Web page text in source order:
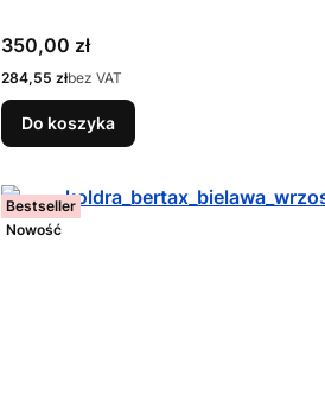
Cena
350,00 zł
Cena
284,55 złbez VAT
Do koszyka
Bestseller
Nowość